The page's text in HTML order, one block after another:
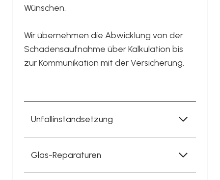
Wünschen.
Wir übernehmen die Abwicklung von der
Schadensaufnahme über Kalkulation bis
zur Kommunikation mit der Versicherung.
Unfallinstandsetzung
Glas-Reparaturen